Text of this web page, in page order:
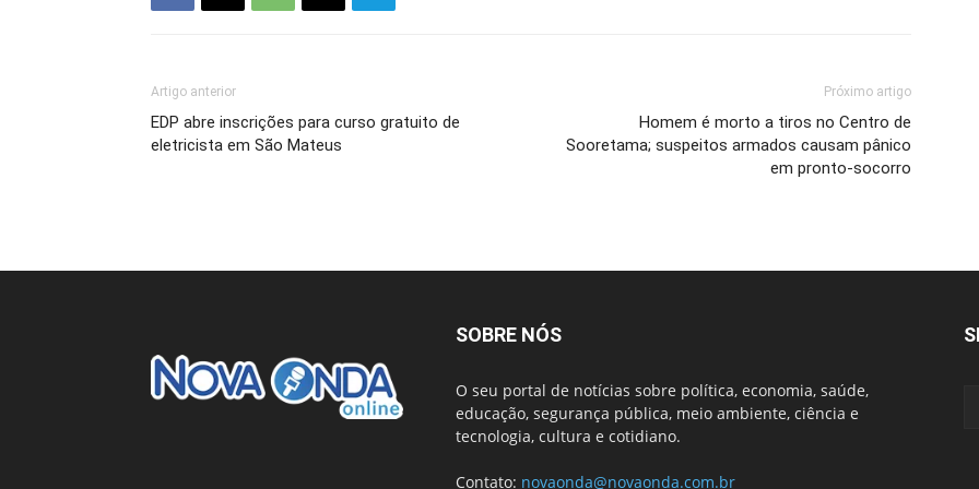
Artigo anterior
EDP abre inscrições para curso gratuito de
eletricista em São Mateus
Próximo artigo
Homem é morto a tiros no Centro de
Sooretama; suspeitos armados causam pânico
em pronto-socorro
SOBRE NÓS
O seu portal de notícias sobre política, economia, saúde,
educação, segurança pública, meio ambiente, ciência e
tecnologia, cultura e cotidiano.
Contato: novaonda@novaonda.com.br